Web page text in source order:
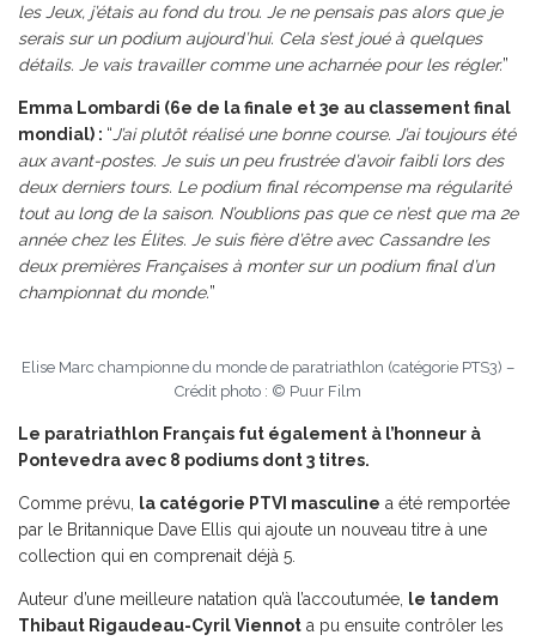
les Jeux, j’étais au fond du trou. Je ne pensais pas alors que je
serais sur un podium aujourd’hui. Cela s’est joué à quelques
détails. Je vais travailler comme une acharnée pour les régler.”
Emma Lombardi (6e de la finale et 3e au classement final
mondial) : “ J’ai plutôt réalisé une bonne course. J’ai toujours été
aux avant-postes. Je suis un peu frustrée d’avoir faibli lors des
deux derniers tours. Le podium final récompense ma régularité
tout au long de la saison. N’oublions pas que ce n’est que ma 2e
année chez les Élites. Je suis fière d’être avec Cassandre les
deux premières Françaises à monter sur un podium final d’un
championnat du monde.”
Elise Marc championne du monde de paratriathlon (catégorie PTS3) –
Crédit photo : © Puur Film
Le paratriathlon Français fut également à l’honneur à
Pontevedra avec 8 podiums dont 3 titres.
Comme prévu, la catégorie PTVI masculine a été remportée
par le Britannique Dave Ellis qui ajoute un nouveau titre à une
collection qui en comprenait déjà 5.
Auteur d’une meilleure natation qu’à l’accoutumée,
le tandem
Thibaut Rigaudeau-Cyril Viennot a pu ensuite contrôler les